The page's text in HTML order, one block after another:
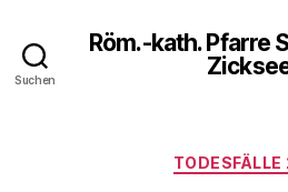
Suchen
Röm.-kath. Pfarre
TODESFÄLLE